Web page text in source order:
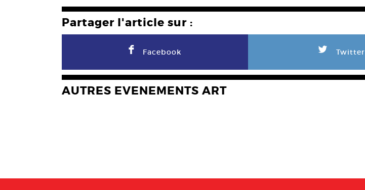
Partager l'article sur :
F Facebook L Twitter
AUTRES EVENEMENTS ART